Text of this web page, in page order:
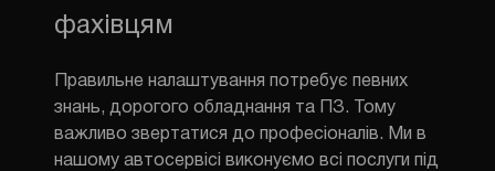
фахівцям
Правильне налаштування потребує певних
знань, дорогого обладнання та ПЗ. Тому
важливо звертатися до професіоналів. Ми в
нашому автосервісі виконуємо всі послуги під